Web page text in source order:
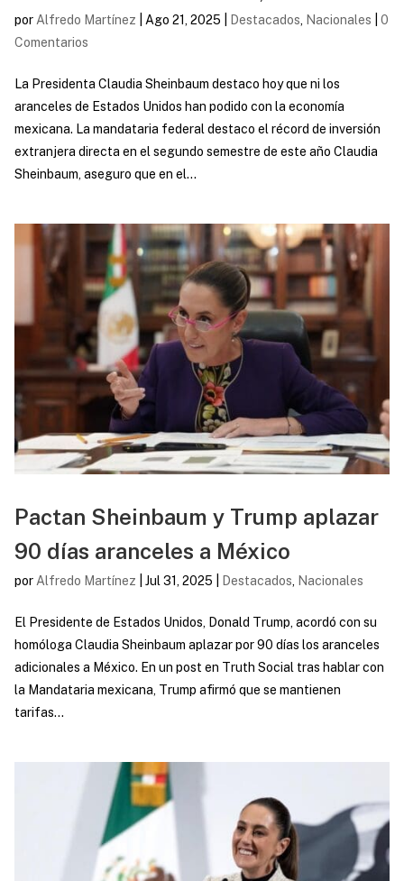
por Alfredo Martínez Ago 21, 2025 Destacados, Nacionales
0
Comentarios
La Presidenta Claudia Sheinbaum destaco hoy que ni los
aranceles de Estados Unidos han podido con la economía
mexicana. La mandataria federal destaco el récord de inversión
extranjera directa en el segundo semestre de este año Claudia
Sheinbaum, aseguro que en el...
Pactan Sheinbaum y Trump aplazar
90 días aranceles a México
por Alfredo Martínez Jul 31, 2025 Destacados, Nacionales
El Presidente de Estados Unidos, Donald Trump, acordó con su
homóloga Claudia Sheinbaum aplazar por 90 días los aranceles
adicionales a México. En un post en Truth Social tras hablar con
la Mandataria mexicana, Trump afirmó que se mantienen
tarifas...